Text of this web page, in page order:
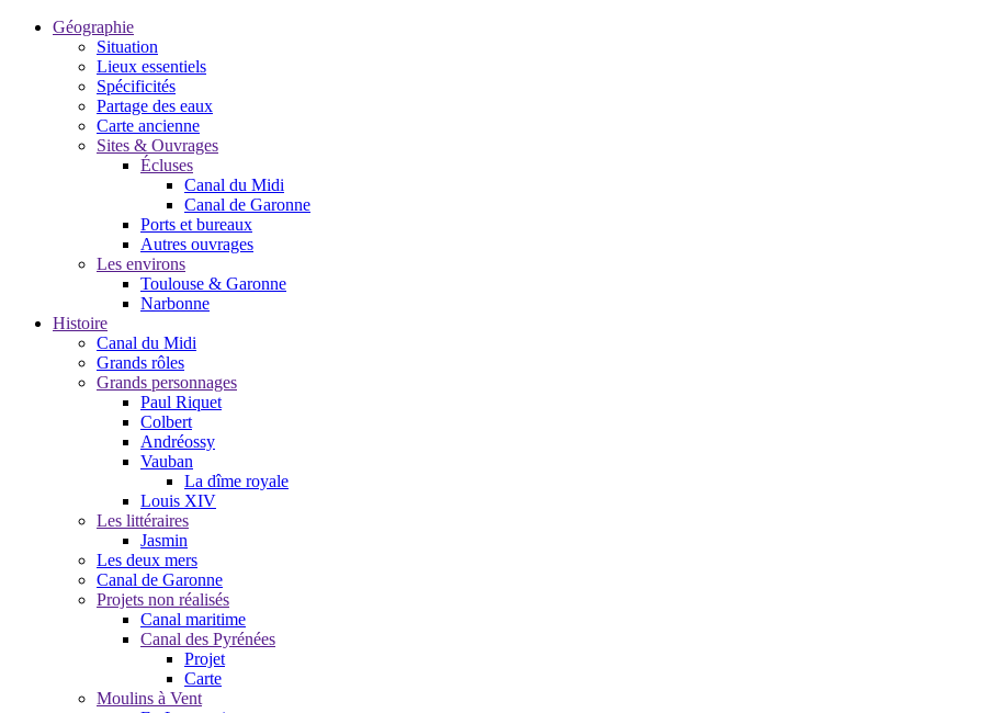
Géographie
Situation
Lieux essentiels
Spécificités
Partage des eaux
Carte ancienne
Sites & Ouvrages
Écluses
Canal du Midi
Canal de Garonne
Ports et bureaux
Autres ouvrages
Les environs
Toulouse & Garonne
Narbonne
Histoire
Canal du Midi
Grands rôles
Grands personnages
Paul Riquet
Colbert
Andréossy
Vauban
La dîme royale
Louis XIV
Les littéraires
Jasmin
Les deux mers
Canal de Garonne
Projets non réalisés
Canal maritime
Canal des Pyrénées
Projet
Carte
Moulins à Vent